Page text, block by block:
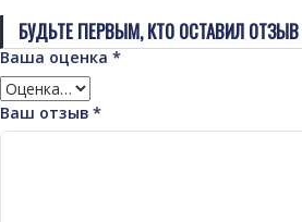
БУДЬТЕ ПЕРВЫМ, КТО ОСТАВИЛ ОТЗЫВ
Ваша оценка *
Ваш отзыв *